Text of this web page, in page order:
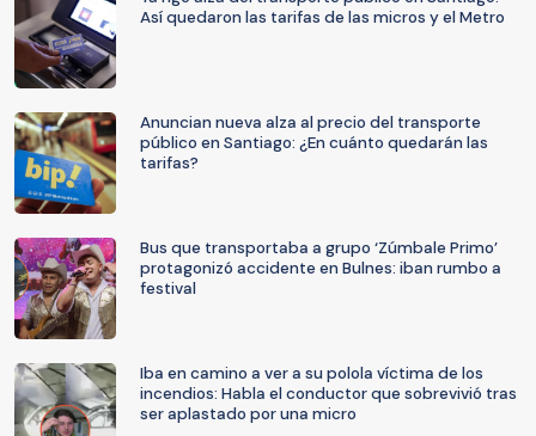
Así quedaron las tarifas de las micros y el Metro
Anuncian nueva alza al precio del transporte
público en Santiago: ¿En cuánto quedarán las
tarifas?
Bus que transportaba a grupo ‘Zúmbale Primo’
protagonizó accidente en Bulnes: iban rumbo a
festival
Iba en camino a ver a su polola víctima de los
incendios: Habla el conductor que sobrevivió tras
ser aplastado por una micro